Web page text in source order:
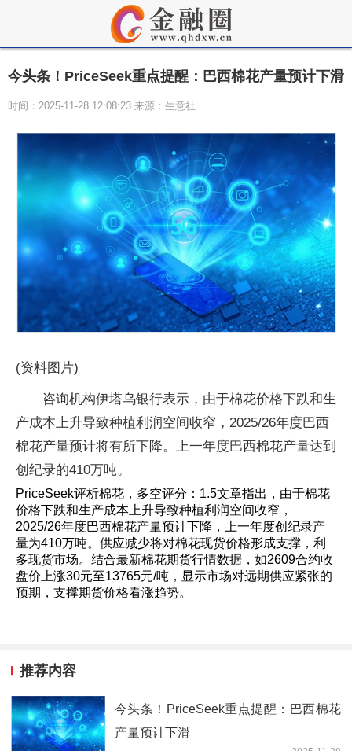
今头条！PriceSeek重点提醒：巴西棉花产量预计下滑
时间：2025-11-28 12:08:23 来源：生意社
(资料图片)
咨询机构伊塔乌银行表示，由于棉花价格下跌和生
产成本上升导致种植利润空间收窄，2025/26年度巴西
棉花产量预计将有所下降。上一年度巴西棉花产量达到
创纪录的410万吨。
PriceSeek评析棉花，多空评分：1.5文章指出，由于棉花
价格下跌和生产成本上升导致种植利润空间收窄，
2025/26年度巴西棉花产量预计下降，上一年度创纪录产
量为410万吨。供应减少将对棉花现货价格形成支撑，利
多现货市场。结合最新棉花期货行情数据，如2609合约收
盘价上涨30元至13765元/吨，显示市场对远期供应紧张的
预期，支撑期货价格看涨趋势。
推荐内容
今头条！PriceSeek重点提醒：巴西棉花
产量预计下滑